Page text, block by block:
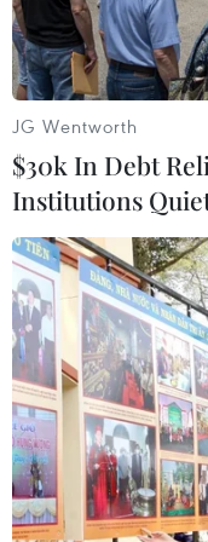
Ảnh
Thời gian qua,
Nội cũng như
nhiều khuyến
tượng xấu đang
để tạo ra những
JG Wentworth
$30k In Debt
Institutions